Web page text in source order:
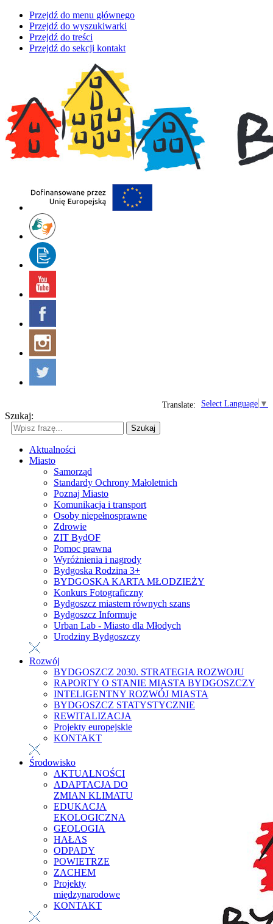
Przejdź do menu głównego
Przejdź do wyszukiwarki
Przejdź do treści
Przejdź do sekcji kontakt
Select Language ▼
Translate:
Szukaj:
Szukaj
Aktualności
Miasto
Samorząd
Standardy Ochrony Małoletnich
Poznaj Miasto
Komunikacja i transport
Osoby niepełnosprawne
Zdrowie
ZIT BydOF
Pomoc prawna
Wyróżnienia i nagrody
Bydgoska Rodzina 3+
BYDGOSKA KARTA MŁODZIEŻY
Konkurs Fotograficzny
Bydgoszcz miastem równych szans
Bydgoszcz Informuje
Urban Lab - Miasto dla Młodych
Urodziny Bydgoszczy
Rozwój
BYDGOSZCZ 2030. STRATEGIA ROZWOJU
RAPORTY O STANIE MIASTA BYDGOSZCZY
INTELIGENTNY ROZWÓJ MIASTA
BYDGOSZCZ STATYSTYCZNIE
REWITALIZACJA
Projekty europejskie
KONTAKT
Środowisko
AKTUALNOŚCI
ADAPTACJA DO
ZMIAN KLIMATU
EDUKACJA
EKOLOGICZNA
GEOLOGIA
HAŁAS
ODPADY
POWIETRZE
ZACHEM
Projekty
międzynarodowe
KONTAKT